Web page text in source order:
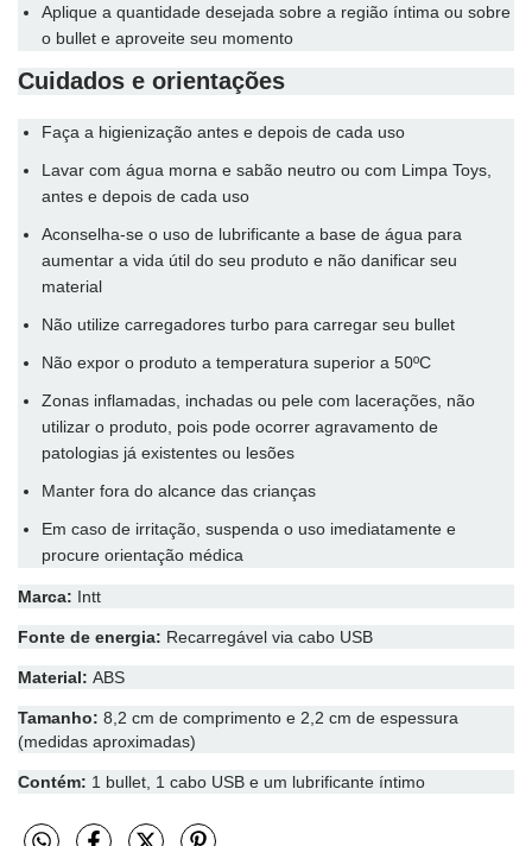
Aplique a quantidade desejada sobre a região íntima ou sobre
o bullet e aproveite seu momento
Cuidados e orientações
Faça a higienização antes e depois de cada uso
Lavar com água morna e sabão neutro ou com Limpa Toys,
antes e depois de cada uso
Aconselha-se o uso de lubrificante a base de água para
aumentar a vida útil do seu produto e não danificar seu
material
Não utilize carregadores turbo para carregar seu bullet
Não expor o produto a temperatura superior a 50ºC
Zonas inflamadas, inchadas ou pele com lacerações, não
utilizar o produto, pois pode ocorrer agravamento de
patologias já existentes ou lesões
Manter fora do alcance das crianças
Em caso de irritação, suspenda o uso imediatamente e
procure orientação médica
Marca: Intt
Fonte de energia: Recarregável via cabo USB
Material: ABS
Tamanho: 8,2 cm de comprimento e 2,2 cm de espessura
(medidas aproximadas)
Contém: 1 bullet, 1 cabo USB e um lubrificante íntimo